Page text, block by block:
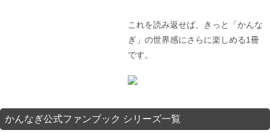
これを読み返せば、きっと「かんな
ぎ」の世界感にさらに楽しめる1冊
です。
かんなぎ公式ファンブック シリーズ一覧